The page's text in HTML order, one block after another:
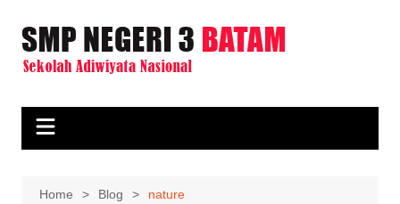
content
Home Blog nature